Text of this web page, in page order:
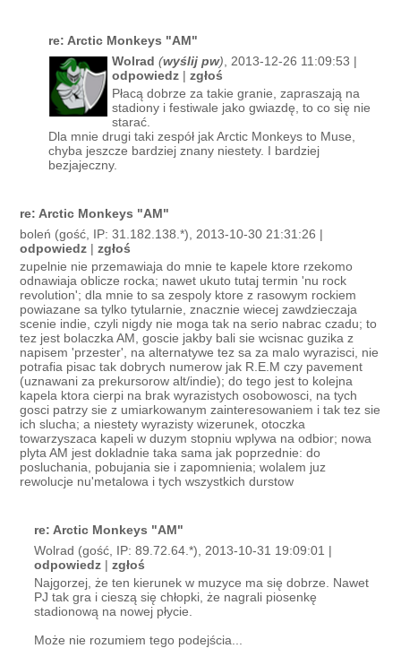
re: Arctic Monkeys "AM"
Wolrad (wyślij pw) , 2013-12-26 11:09:53 |
odpowiedz| zgłoś
Płacą dobrze za takie granie, zapraszają na
stadiony i festiwale jako gwiazdę, to co się nie
starać.
Dla mnie drugi taki zespół jak Arctic Monkeys to Muse,
chyba jeszcze bardziej znany niestety. I bardziej
bezjajeczny.
re: Arctic Monkeys "AM"
boleń (gość, IP: 31.182.138.*), 2013-10-30 21:31:26 |
odpowiedz |zgłoś
zupelnie nie przemawiaja do mnie te kapele ktore rzekomo
odnawiaja oblicze rocka; nawet ukuto tutaj termin 'nu rock
revolution'; dla mnie to sa zespoly ktore z rasowym rockiem
powiazane sa tylko tytularnie, znacznie wiecej zawdzieczaja
scenie indie, czyli nigdy nie moga tak na serio nabrac czadu; to
tez jest bolaczka AM, goscie jakby bali sie wcisnac guzika z
napisem 'przester', na alternatywe tez sa za malo wyrazisci, nie
potrafia pisac tak dobrych numerow jak R.E.M czy pavement
(uznawani za prekursorow alt/indie); do tego jest to kolejna
kapela ktora cierpi na brak wyrazistych osobowosci, na tych
gosci patrzy sie z umiarkowanym zainteresowaniem i tak tez sie
ich slucha; a niestety wyrazisty wizerunek, otoczka
towarzyszaca kapeli w duzym stopniu wplywa na odbior; nowa
plyta AM jest dokladnie taka sama jak poprzednie: do
posluchania, pobujania sie i zapomnienia; wolalem juz
rewolucje nu'metalowa i tych wszystkich durstow
re: Arctic Monkeys "AM"
Wolrad (gość, IP: 89.72.64.*), 2013-10-31 19:09:01 |
odpowiedz |zgłoś
Najgorzej, że ten kierunek w muzyce ma się dobrze. Nawet
PJ tak gra i cieszą się chłopki, że nagrali piosenkę
stadionową na nowej płycie.
Może nie rozumiem tego podejścia...